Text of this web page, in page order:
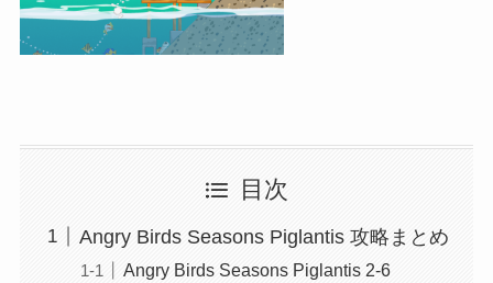
目次
Angry Birds Seasons Piglantis 攻略まとめ
Angry Birds Seasons Piglantis 2-6